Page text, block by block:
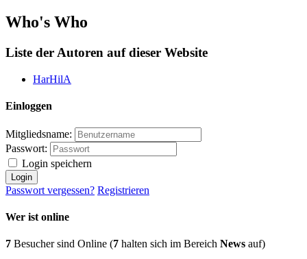
Who's Who
Liste der Autoren auf dieser Website
HarHilA
Einloggen
Mitgliedsname:
Passwort:
Login speichern
Passwort vergessen? Registrieren
Wer ist online
7 Besucher sind Online (7 halten sich im Bereich News auf)